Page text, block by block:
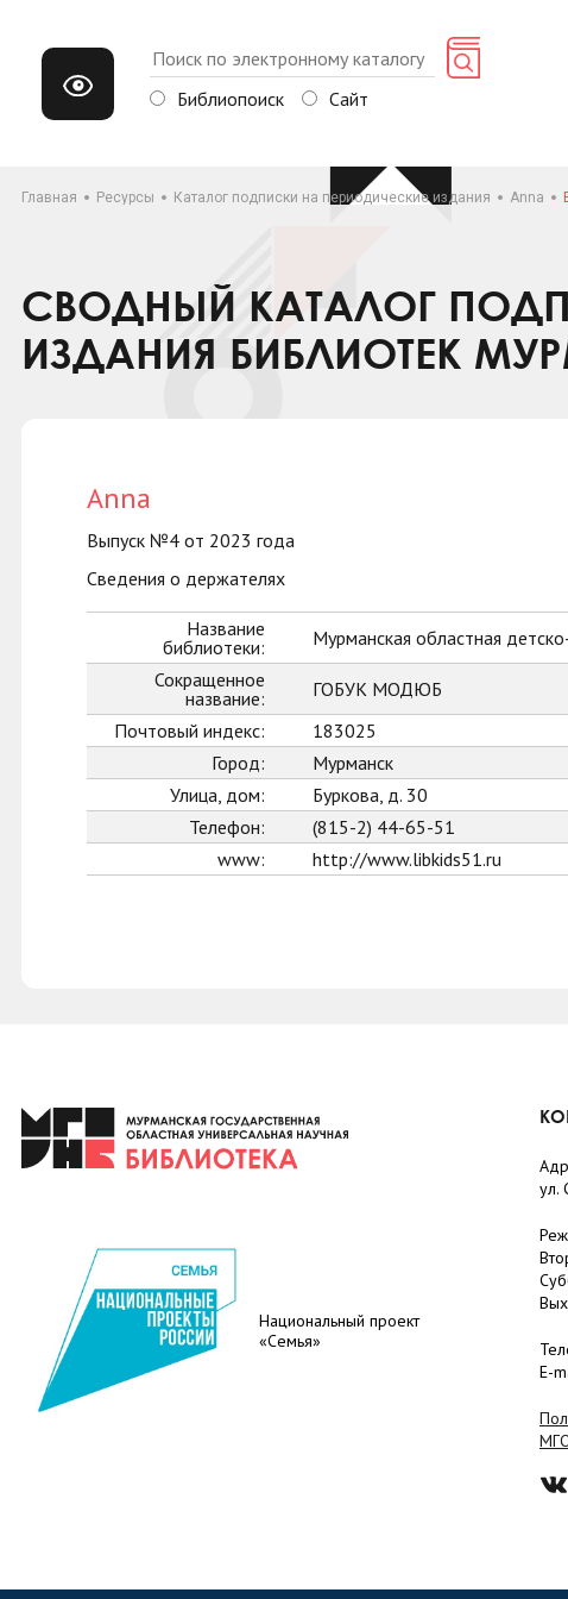
Библиопоиск Сайт
Главная Ресурсы Каталог подписки на периодические издания Anna
СВОДНЫЙ КАТАЛОГ
ИЗДАНИЯ БИБЛИОТЕК
Anna
Выпуск №4 от 2023 года
Сведения о держателях
Название
библиотеки:
Мурманская областная
Сокращенное
название:
ГОБУК МОДЮБ
Почтовый индекс:
183025
Город:
Мурманск
Улица, дом:
Буркова, д. 30
Телефон:
(815-2) 44-65-51
www:
http://www.libkids51.ru
Национальный проект
«Семья»
ул.
E-